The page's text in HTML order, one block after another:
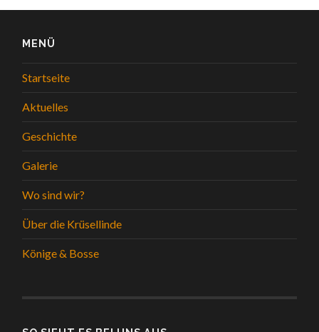
MENÜ
Startseite
Aktuelles
Geschichte
Galerie
Wo sind wir?
Über die Krüsellinde
Könige & Bosse